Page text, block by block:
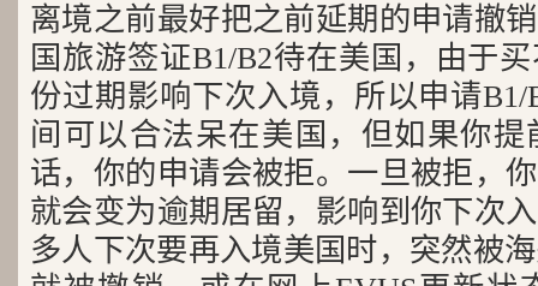
离境之前最好把之前延期的申请撤
国旅游签证B1/B2待在美国，由于
份过期影响下次入境，所以申请
间可以合法呆在美国，但如果你
话，你的申请会被拒。一旦被拒，
就会变为逾期居留，影响到你下次
多人下次要再入境美国时，突然被